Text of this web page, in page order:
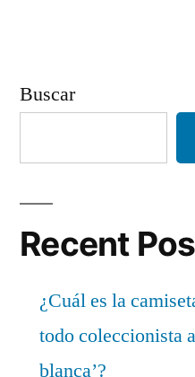
Buscar
Recent
¿Cuál es la
todo coleccionista
blanca’?